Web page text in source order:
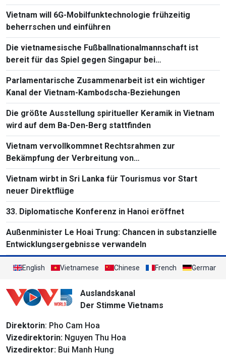
Vietnam will 6G-Mobilfunktechnologie frühzeitig
beherrschen und einführen
Die vietnamesische Fußballnationalmannschaft ist
bereit für das Spiel gegen Singapur bei
Südostasienmeisterschaft 2026
Parlamentarische Zusammenarbeit ist ein wichtiger
Kanal der Vietnam-Kambodscha-Beziehungen
Die größte Ausstellung spiritueller Keramik in Vietnam
wird auf dem Ba-Den-Berg stattfinden
Vietnam vervollkommnet Rechtsrahmen zur
Bekämpfung der Verbreitung von
Massenvernichtungswaffen
Vietnam wirbt in Sri Lanka für Tourismus vor Start
neuer Direktflüge
33. Diplomatische Konferenz in Hanoi eröffnet
Außenminister Le Hoai Trung: Chancen in substanzielle
Entwicklungsergebnisse verwandeln
English Vietnamese Chinese French German
Auslandskanal
Der Stimme Vietnams
Direktorin: Pho Cam Hoa
Vizedirektorin: Nguyen Thu Hoa
Vizedirektor: Bui Manh Hung